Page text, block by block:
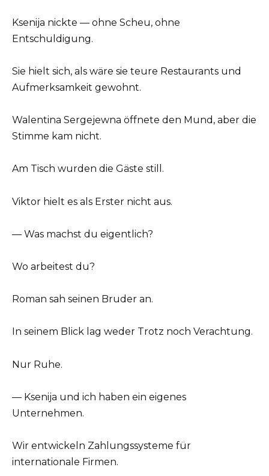
Ksenija nickte — ohne Scheu, ohne
Entschuldigung.
Sie hielt sich, als wäre sie teure Restaurants und
Aufmerksamkeit gewohnt.
Walentina Sergejewna öffnete den Mund, aber die
Stimme kam nicht.
Am Tisch wurden die Gäste still.
Viktor hielt es als Erster nicht aus.
— Was machst du eigentlich?
Wo arbeitest du?
Roman sah seinen Bruder an.
In seinem Blick lag weder Trotz noch Verachtung.
Nur Ruhe.
— Ksenija und ich haben ein eigenes
Unternehmen.
Wir entwickeln Zahlungssysteme für
internationale Firmen.